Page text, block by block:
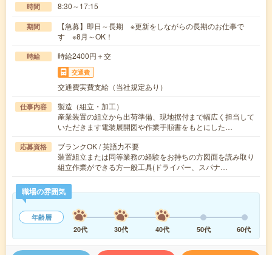
時間 8:30～17:15
期間
【急募】即日～長期 ※更新をしながらの長期のお仕事で
す ※8月～OK！
時給 時給2400円＋交
交通費
交通費実費支給（当社規定あり）
仕事内容
製造（組立・加工）
産業装置の組立から出荷準備、現地据付まで幅広く担当して
いただきます電装展開図や作業手順書をもとにした…
応募資格
ブランクOK / 英語力不要
装置組立または同等業務の経験をお持ちの方図面を読み取り
組立作業ができる方一般工具(ドライバー、スパナ…
職場の雰囲気
年齢層
20代
30代 40代 50代 60代